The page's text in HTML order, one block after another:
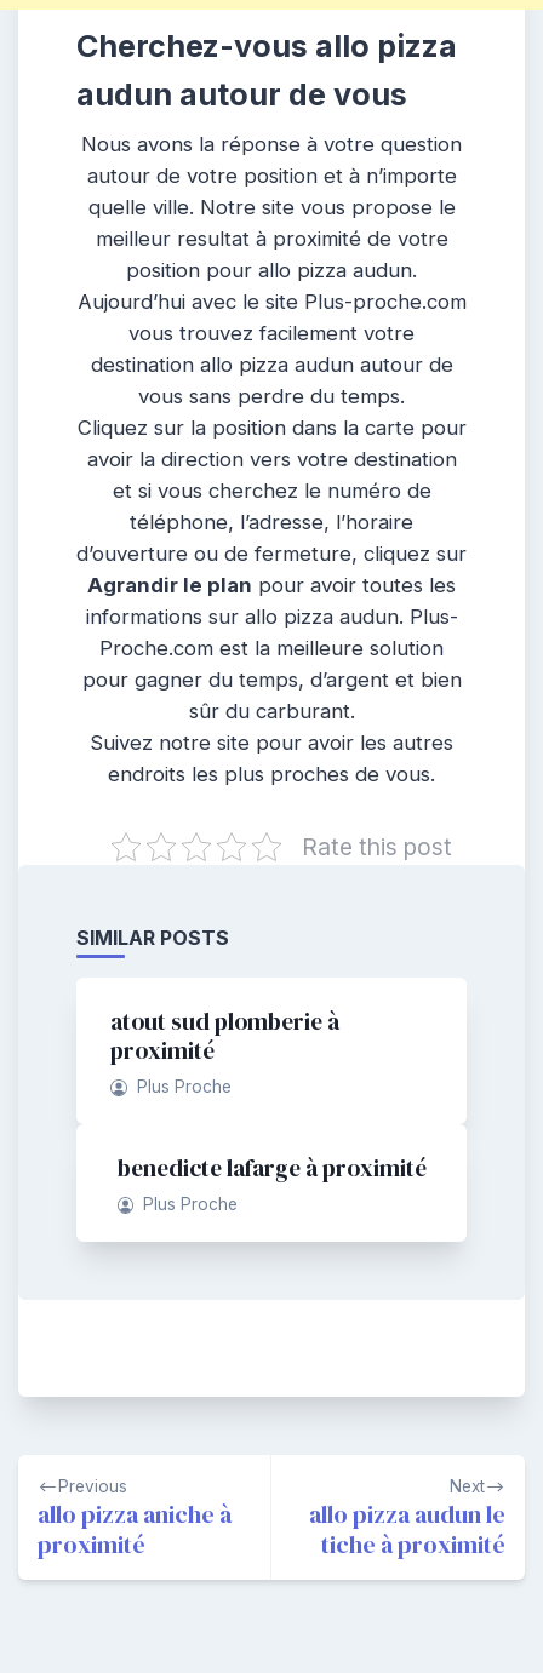
Cherchez-vous allo pizza
audun autour de vous
Nous avons la réponse à votre question
autour de votre position et à n’importe
quelle ville. Notre site vous propose le
meilleur resultat à proximité de votre
position pour allo pizza audun.
Aujourd’hui avec le site Plus-proche.com
vous trouvez facilement votre
destination allo pizza audun autour de
vous sans perdre du temps.
Cliquez sur la position dans la carte pour
avoir la direction vers votre destination
et si vous cherchez le numéro de
téléphone, l’adresse, l’horaire
d’ouverture ou de fermeture, cliquez sur
Agrandir le plan pour avoir toutes les
informations sur allo pizza audun. Plus-
Proche.com est la meilleure solution
pour gagner du temps, d’argent et bien
sûr du carburant.
Suivez notre site pour avoir les autres
endroits les plus proches de vous.
Rate this post
SIMILAR POSTS
atout sud plomberie à
proximité
Plus Proche
benedicte lafarge à proximité
Plus Proche
Navigation
de
l’article
Previous
allo pizza aniche à
proximité
Next
allo pizza audun le
tiche à proximité